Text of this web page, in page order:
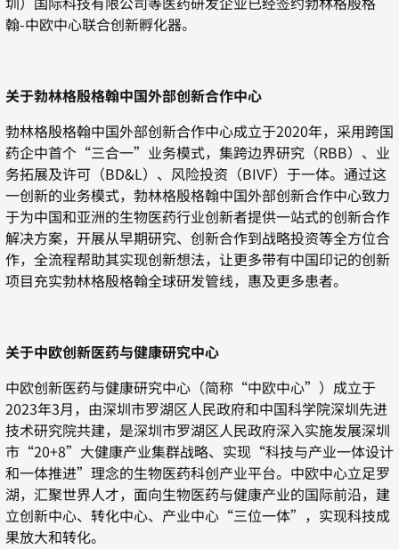
翰-中欧中心联合创新孵化器。
关于勃林格殷格翰中国外部创新合作中心
勃林格殷格翰中国外部创新合作中心成立于2020年，采用跨国
药企中首个 “三合一” 业务模式，集跨边界研究（RBB）、业
务拓展及许可（BD&L）、风险投资（BIVF）于一体。通过这
一创新的业务模式，勃林格殷格翰中国外部创新合作中心致力
于为中国和亚洲的生物医药行业创新者提供一站式的创新合作
解决方案，开展从早期研究、创新合作到战略投资等全方位合
作，全流程帮助其实现创新想法，让更多带有中国印记的创新
项目充实勃林格殷格翰全球研发管线，惠及更多患者。
关于中欧创新医药与健康研究中心
中欧创新医药与健康研究中心（简称“中欧中心”）成立于
2023年3月，由深圳市罗湖区人民政府和中国科学院深圳先进
技术研究院共建，是深圳市罗湖区人民政府深入实施发展深圳
市“20+8”大健康产业集群战略、实现“科技与产业一体设计
和一体推进”理念的生物医药科创产业平台。中欧中心立足罗
湖，汇聚世界人才，面向生物医药与健康产业的国际前沿，建
立创新中心、转化中心、产业中心“三位一体”，实现科技成
果放大和转化。